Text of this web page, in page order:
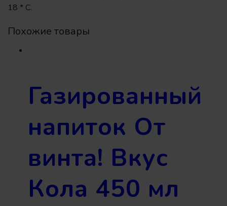
18 * С.
Похожие товары
Газированный
напиток От
винта! Вкус
Кола 450 мл